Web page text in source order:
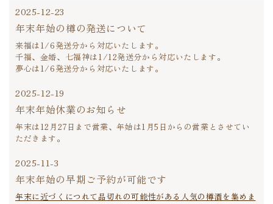
2025-12-23
年末年始の樽の発送について
来福は1/6発送分から対応いたします。
千福、金婚、七福神は1/12発送分から対応いたします。
夢心は1/6発送分から対応いたします。
2025-12-19
年末年始休業のお知らせ
年末は12月27日まで営業、年始は1月5日からの営業とさせてい
ただきます。
2025-11-3
年末年始の早期ご予約が可能です
年末に近づくにつれて品切れの可能性がある人気の樽酒を集めま